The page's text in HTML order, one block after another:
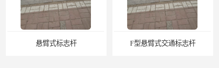
悬臂式标志杆 F型悬臂式交通标志杆